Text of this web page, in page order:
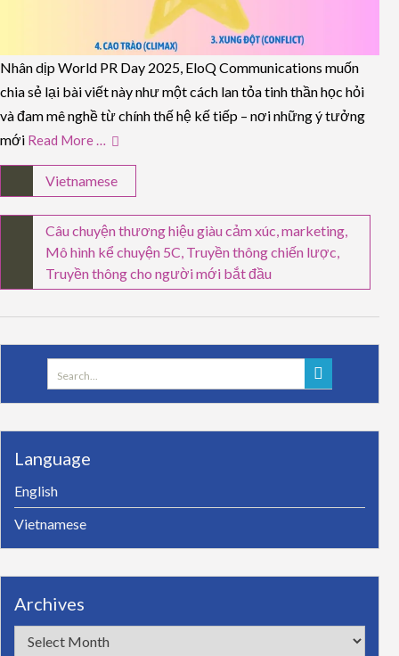
Nhân dịp World PR Day 2025, EloQ Communications muốn
chia sẻ lại bài viết này như một cách lan tỏa tinh thần học hỏi
và đam mê nghề từ chính thế hệ kế tiếp – nơi những ý tưởng
mới Read More …
Vietnamese
Câu chuyện thương hiệu giàu cảm xúc,marketing,
Mô hình kể chuyện 5C, Truyền thông chiến lược,
Truyền thông cho người mới bắt đầu
Search
for:
Language
English
Vietnamese
Archives
Archives